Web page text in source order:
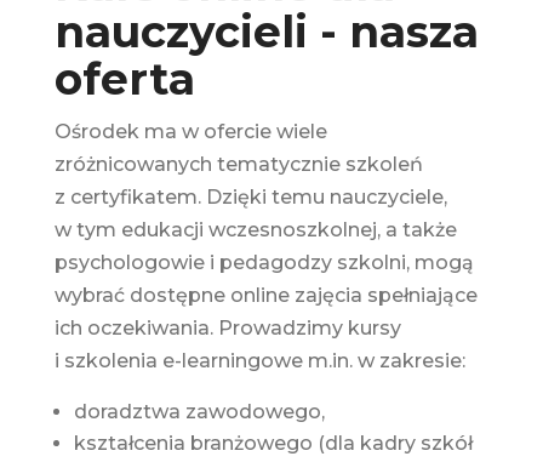
nauczycieli - nasza
oferta
Ośrodek ma w ofercie wiele
zróżnicowanych tematycznie szkoleń
z certyfikatem. Dzięki temu nauczyciele,
w tym edukacji wczesnoszkolnej, a także
psychologowie i pedagodzy szkolni, mogą
wybrać dostępne online zajęcia spełniające
ich oczekiwania. Prowadzimy kursy
i szkolenia e-learningowe m.in. w zakresie:
doradztwa zawodowego,
kształcenia branżowego (dla kadry szkół